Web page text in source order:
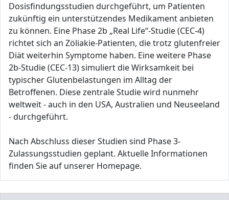
Dosisfindungsstudien durchgeführt, um Patienten
zukünftig ein unterstützendes Medikament anbieten
zu können. Eine Phase 2b „Real Life“-Studie (CEC-4)
richtet sich an Zöliakie-Patienten, die trotz glutenfreier
Diät weiterhin Symptome haben. Eine weitere Phase
2b-Studie (CEC-13) simuliert die Wirksamkeit bei
typischer Glutenbelastungen im Alltag der
Betroffenen. Diese zentrale Studie wird nunmehr
weltweit - auch in den USA, Australien und Neuseeland
- durchgeführt.
Nach Abschluss dieser Studien sind Phase 3-
Zulassungsstudien geplant. Aktuelle Informationen
finden Sie auf unserer Homepage.